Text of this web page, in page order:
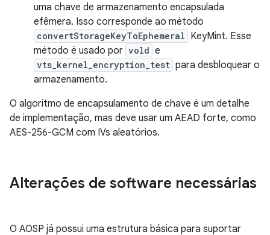
uma chave de armazenamento encapsulada
efêmera. Isso corresponde ao método
convertStorageKeyToEphemeral KeyMint. Esse
método é usado por vold e
vts_kernel_encryption_test para desbloquear o
armazenamento.
O algoritmo de encapsulamento de chave é um detalhe
de implementação, mas deve usar um AEAD forte, como
AES-256-GCM com IVs aleatórios.
Alterações de software necessárias
O AOSP já possui uma estrutura básica para suportar